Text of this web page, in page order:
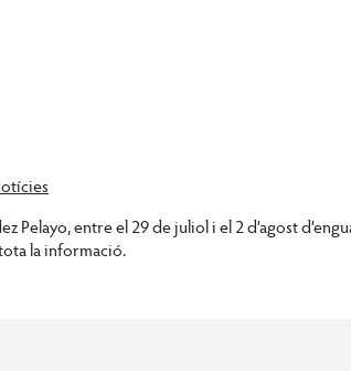
entre el 29 de juliol i el 2 d’agost
la informació.